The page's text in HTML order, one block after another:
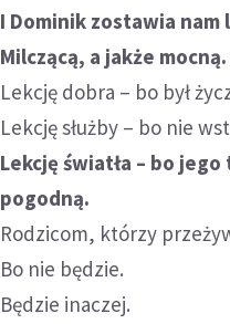
I Dominik zostawia nam
Milczącą, a jakże mocną.
Lekcję dobra – bo był
Lekcję służby – bo nie
Lekcję światła – bo
pogodną.
Rodzicom, którzy
Bo nie będzie.
Będzie inaczej.